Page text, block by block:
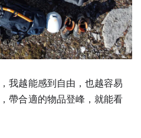
我越能感到自由，也越容易
帶合適的物品登峰，就能看